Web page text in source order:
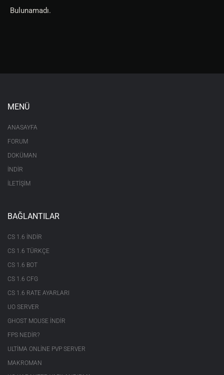
Bulunamadı.
MENÜ
ANASAYFA
FORUM
DOKÜMAN
İNDİR
İLETİŞİM
BAĞLANTILAR
CS 1.6 INDIR
CS 1.6 TÜRKÇE
CS 1.6 BOT
CS 1.6 CFG
CS 1.6 RATE AYARLARI
UO SERVER
GHOST MOUSE INDIR
FPS NEDIR?
ULTIMA ONLINE PVP SERVER
MAKROMAN